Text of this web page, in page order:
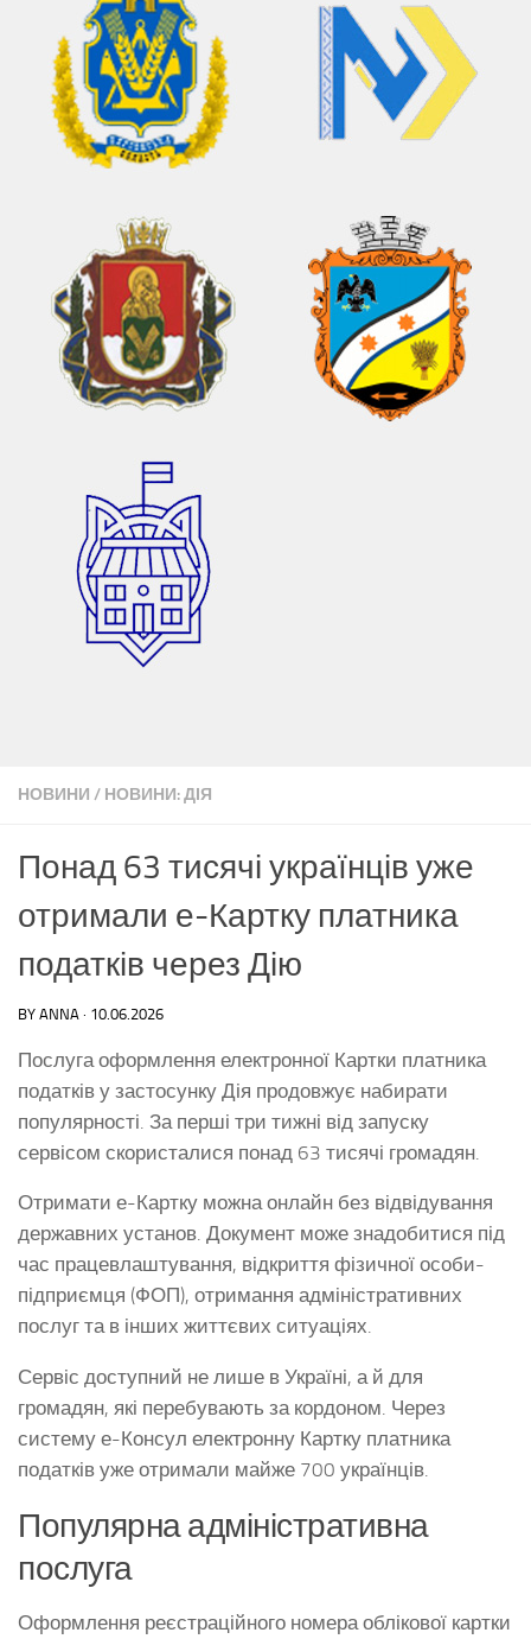
НОВИНИ / НОВИНИ: ДІЯ
Понад 63 тисячі українців уже
отримали е-Картку платника
податків через Дію
BY ANNA · 10.06.2026
Послуга оформлення електронної Картки платника
податків у застосунку Дія продовжує набирати
популярності. За перші три тижні від запуску
сервісом скористалися понад 63 тисячі громадян.
Отримати е-Картку можна онлайн без відвідування
державних установ. Документ може знадобитися під
час працевлаштування, відкриття фізичної особи-
підприємця (ФОП), отримання адміністративних
послуг та в інших життєвих ситуаціях.
Сервіс доступний не лише в Україні, а й для
громадян, які перебувають за кордоном. Через
систему е-Консул електронну Картку платника
податків уже отримали майже 700 українців.
Популярна адміністративна
послуга
Оформлення реєстраційного номера облікової картки